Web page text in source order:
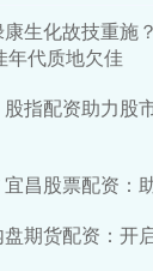
生化故技重施
年代质地欠佳
指配资助力股
昌股票配资：
期货配资：开